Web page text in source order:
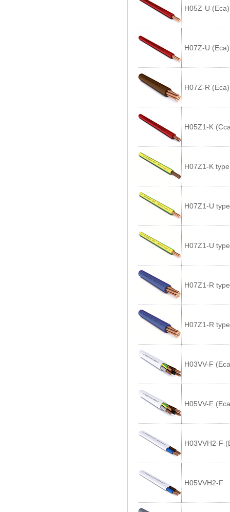
H05Z-U (Eca)
H07Z-U (Eca)
H07Z-R (Eca)
H05Z1-K
H07Z1-K
H07Z1-U
H07Z1-U
H07Z1-R
H07Z1-R
H03VV-F
H05VV-F
H03VVH2-F
H05VVH2-F